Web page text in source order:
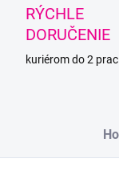
RÝCHLE
DORUČENIE
kuriérom do 2